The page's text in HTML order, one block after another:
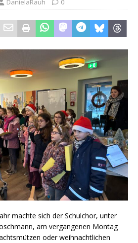
DanielaRauh 0
machte sich der Schulchor, unter
am vergangenen Montag
oder weihnachtlichen